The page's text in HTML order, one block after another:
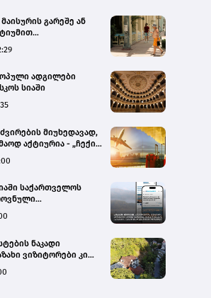
გარეშე ან
ადგილები
სიაში
მიუხედავად,
აქტიურია - „ჩექინ
საქართველოს
სტატიები
ნაკადი
ვიზიტორები კი